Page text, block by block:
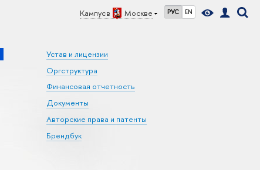
Кампус в Москве РУС EN
Устав и лицензии
Оргструктура
Финансовая отчетность
Документы
Авторские права и патенты
Брендбук